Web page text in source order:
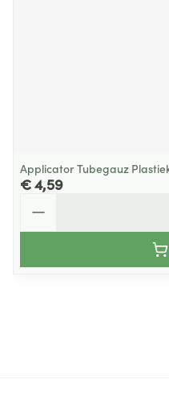
Applicator Tubegauz
€ 4,59